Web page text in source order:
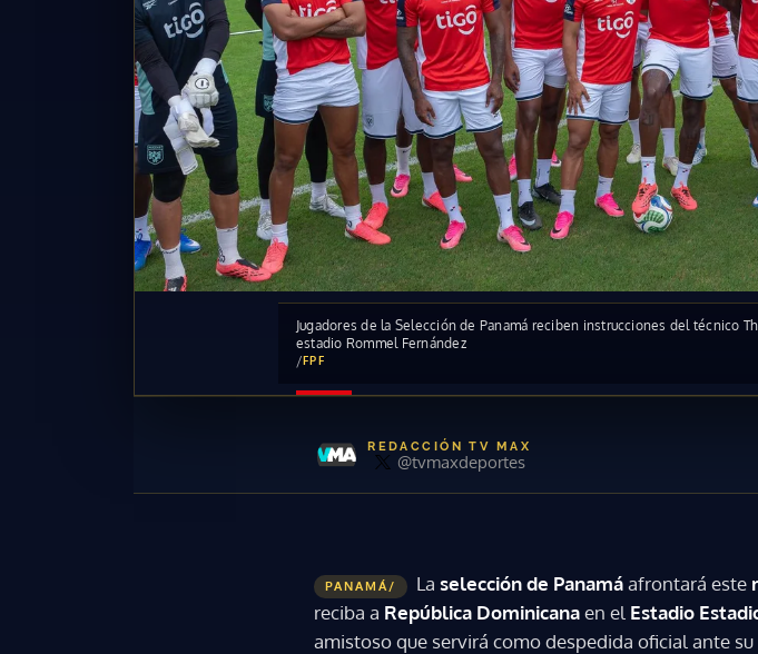
Jugadores de la Selección de Panamá reciben instrucciones del técnico
estadio Rommel Fernández
/FPF
REDACCIÓN TV MAX
@tvmaxdeportes
PANAMÁ/ La selección de Panamáafrontará este
reciba a República Dominicanaen el Estadio
amistoso que servirá como despedida oficial ante